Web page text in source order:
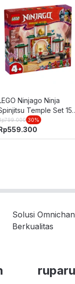
Ninjago Ninja
Temple Set
71831 - Mix
799.000 30%
559.300
Solusi
Berkualitas